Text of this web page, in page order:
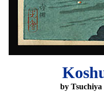
by Tsuchiya